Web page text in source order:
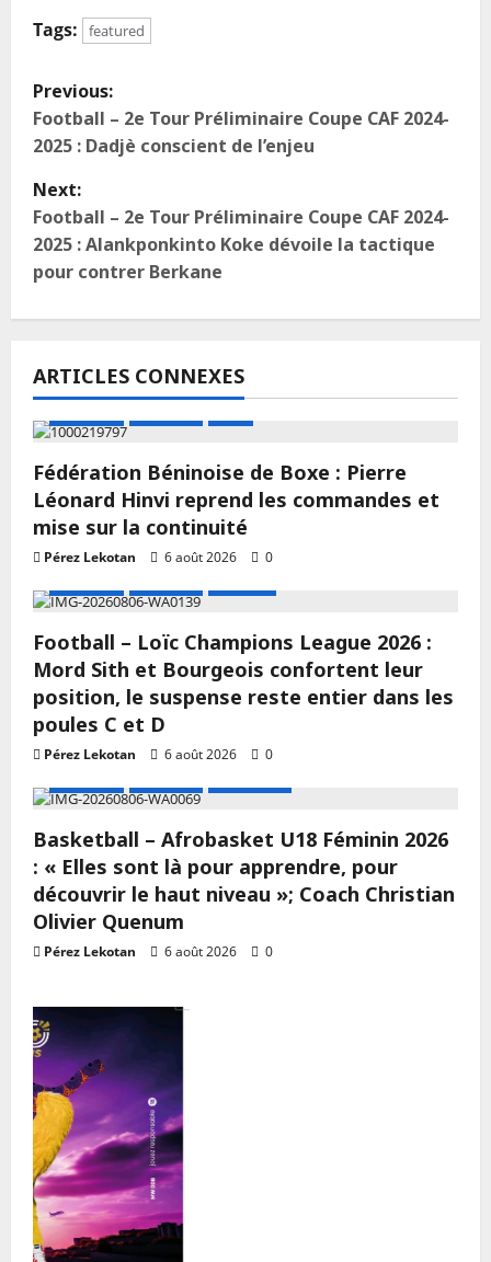
Tags: featured
Previous:
Football – 2e Tour Préliminaire Coupe CAF 2024-
2025 : Dadjè conscient de l’enjeu
Next:
Football – 2e Tour Préliminaire Coupe CAF 2024-
2025 : Alankponkinto Koke dévoile la tactique
pour contrer Berkane
ARTICLES CONNEXES
Fédération Béninoise de Boxe : Pierre
Léonard Hinvi reprend les commandes et
mise sur la continuité
Pérez Lekotan 6 août 2026
0
Football – Loïc Champions League 2026 :
Mord Sith et Bourgeois confortent leur
position, le suspense reste entier dans les
poules C et D
Pérez Lekotan 6 août 2026
0
Basketball – Afrobasket U18 Féminin 2026
: « Elles sont là pour apprendre, pour
découvrir le haut niveau »; Coach Christian
Olivier Quenum
Pérez Lekotan 6 août 2026 0